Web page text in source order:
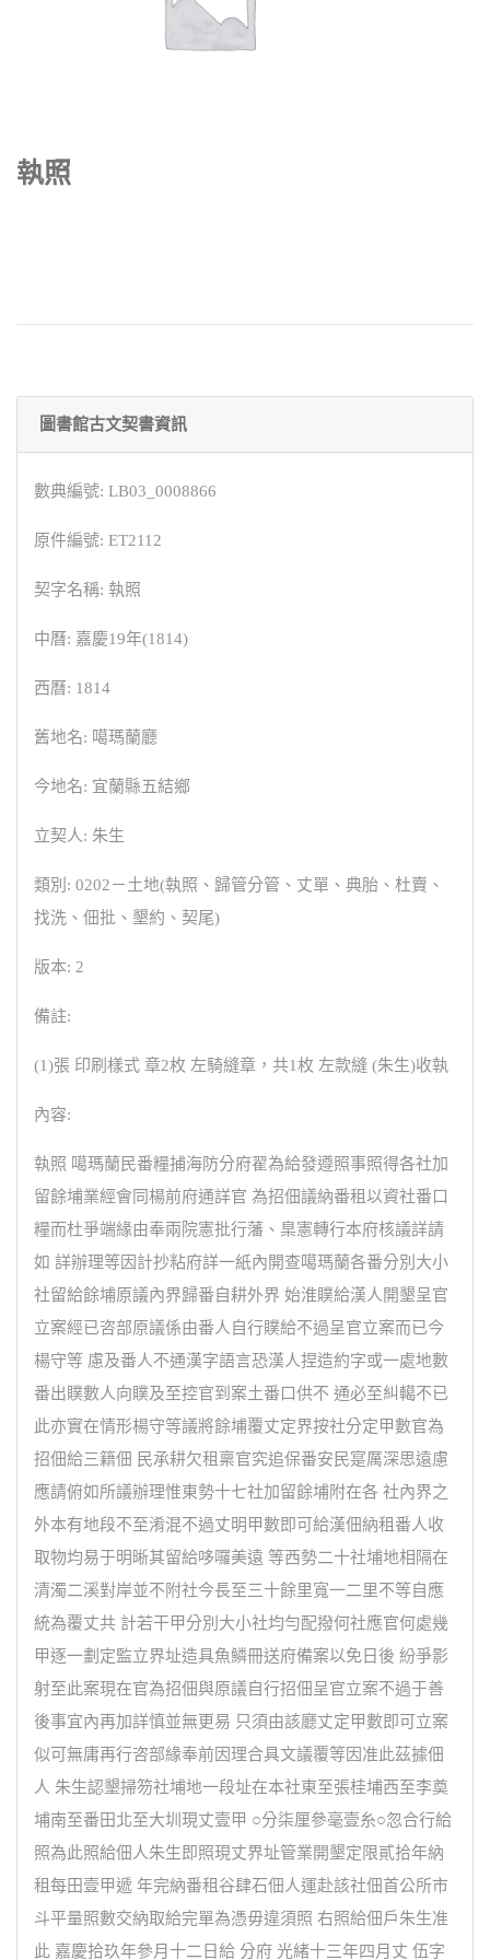
執照
圖書館古文契書資訊
數典編號: LB03_0008866
原件編號: ET2112
契字名稱: 執照
中曆: 嘉慶19年(1814)
西曆: 1814
舊地名: 噶瑪蘭廳
今地名: 宜蘭縣五結鄉
立契人: 朱生
類別: 0202－土地(執照、歸管分管、丈單、典胎、杜賣、
找洗、佃批、墾約、契尾)
版本: 2
備註:
(1)張 印刷樣式 章2枚 左騎縫章，共1枚 左款縫 (朱生)收執
內容:
執照 噶瑪蘭民番糧捕海防分府翟為給發遵照事照得各社加
留餘埔業經會同楊前府通詳官 為招佃議納番租以資社番口
糧而杜爭端緣由奉兩院憲批行藩、臬憲轉行本府核議詳請
如 詳辦理等因計抄粘府詳一紙內開查噶瑪蘭各番分別大小
社留給餘埔原議內界歸番自耕外界 始淮贌給漢人開墾呈官
立案經已咨部原議係由番人自行贌給不過呈官立案而已今
楊守等 慮及番人不通漢字語言恐漢人捏造約字或一處地數
番出贌數人向贌及至控官到案土番口供不 通必至糾轕不已
此亦實在情形楊守等議將餘埔覆丈定界按社分定甲數官為
招佃給三籍佃 民承耕欠租稟官究追保番安民寔厲深思遠慮
應請俯如所議辦理惟東勢十七社加留餘埔附在各 社內界之
外本有地段不至淆混不過丈明甲數即可給漢佃納租番人收
取物均易于明晰其留給哆囉美遠 等西勢二十社埔地相隔在
清濁二溪對岸並不附社今長至三十餘里寬一二里不等自應
統為覆丈共 計若干甲分別大小社均勻配撥何社應官何處幾
甲逐一劃定監立界址造具魚鱗冊送府備案以免日後 紛爭影
射至此案現在官為招佃與原議自行招佃呈官立案不過于善
後事宜內再加詳慎並無更易 只須由該廳丈定甲數即可立案
似可無庸再行咨部緣奉前因理合具文議覆等因准此茲據佃
人 朱生認墾掃笏社埔地一段址在本社東至張桂埔西至李奠
埔南至番田北至大圳現丈壹甲 ○分柒厘參毫壹糸○忽合行給
照為此照給佃人朱生即照現丈界址管業開墾定限貳拾年納
租每田壹甲遞 年完納番租谷肆石佃人運赴該社佃首公所市
斗平量照數交納取給完單為憑毋違須照 右照給佃戶朱生准
此 嘉慶拾玖年參月十二日給 分府 光緒十三年四月丈 伍字